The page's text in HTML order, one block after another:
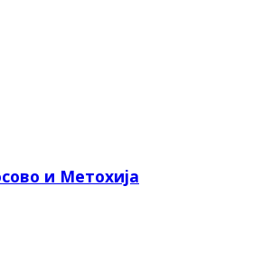
и Метохија